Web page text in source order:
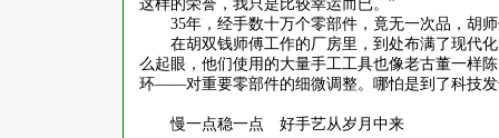
这样的荣誉，我只是比较幸运而已。”
35年，经手数十万个零部件，竟无一次品，胡
在胡双钱师傅工作的厂房里，到处布满了现代
么起眼，他们使用的大量手工工具也像老古董一样
环——对重要零部件的细微调整。哪怕是到了科技
慢一点稳一点 好手艺从岁月中来